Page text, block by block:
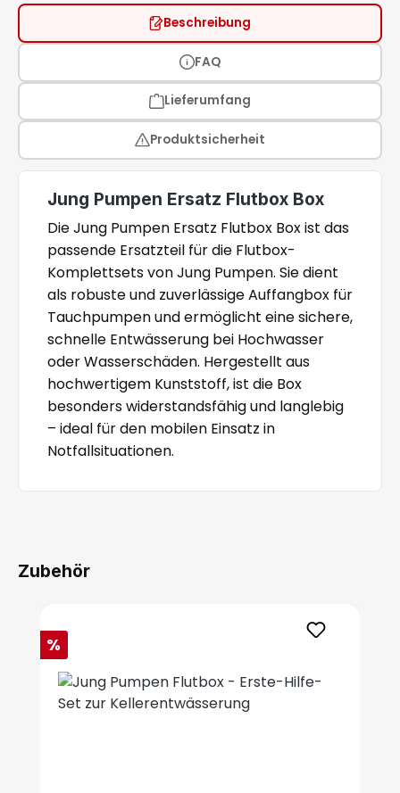
Beschreibung
FAQ
Lieferumfang
Produktsicherheit
Jung Pumpen Ersatz Flutbox Box
Die Jung Pumpen Ersatz Flutbox Box ist das
passende Ersatzteil für die Flutbox-
Komplettsets von Jung Pumpen. Sie dient
als robuste und zuverlässige Auffangbox für
Tauchpumpen und ermöglicht eine sichere,
schnelle Entwässerung bei Hochwasser
oder Wasserschäden. Hergestellt aus
hochwertigem Kunststoff, ist die Box
besonders widerstandsfähig und langlebig
– ideal für den mobilen Einsatz in
Notfallsituationen.
Zubehör
Rabatt
%